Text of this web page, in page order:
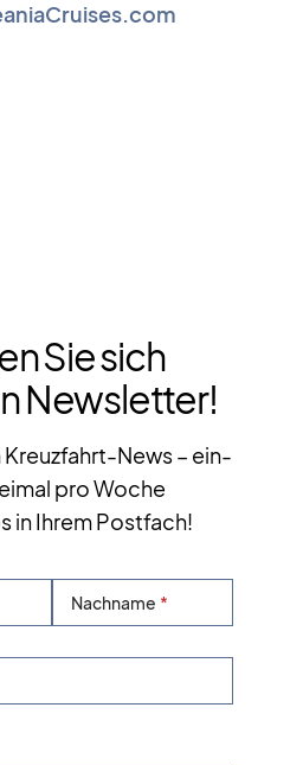
Sie sich
Newsletter!
News – ein-
pro Woche
in Ihrem Postfach!
Nachname